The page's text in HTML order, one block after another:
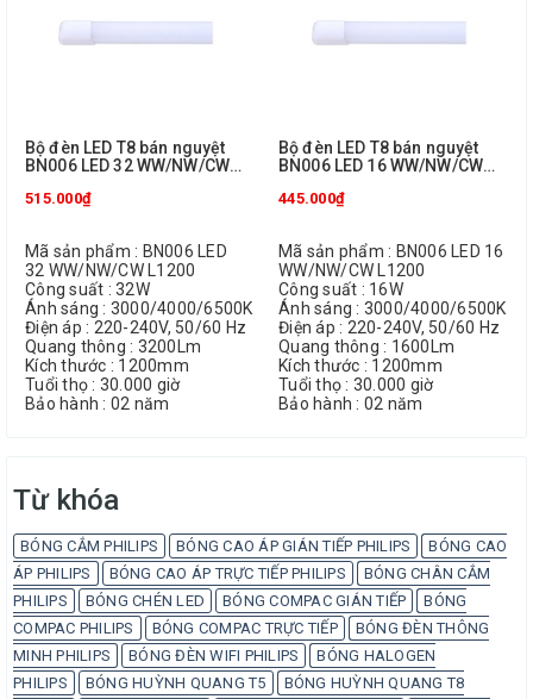
Bộ đèn LED T8 bán nguyệt
BN006 LED 32 WW/NW/CW
515.000₫
Mã sản phẩm : BN006 LED
32 WW/NW/CW L1200
Công suất : 32W
Ánh sáng : 3000/4000/6500K
Điện áp : 220-240V, 50/60 Hz
Quang thông : 3200Lm
Kích thước : 1200mm
Tuổi thọ : 30.000 giờ
Bảo hành : 02 năm
Bộ đèn LED T8 bán nguyệt
BN006 LED 16 WW/NW/CW
445.000₫
Mã sản phẩm : BN006 LED 16
WW/NW/CW L1200
Công suất : 16W
Ánh sáng : 3000/4000/6500K
Điện áp : 220-240V, 50/60 Hz
Quang thông : 1600Lm
Kích thước : 1200mm
Tuổi thọ : 30.000 giờ
Bảo hành : 02 năm
Từ khóa
BÓNG CẮM PHILIPS BÓNG CAO ÁP GIÁN TIẾP PHILIPS
BÓNG CAO
ÁP PHILIPS
BÓNG CAO ÁP TRỰC TIẾP PHILIPS
BÓNG CHÂN CẮM
PHILIPS
BÓNG CHÉN LED BÓNG COMPAC GIÁN TIẾP
BÓNG
COMPAC PHILIPS
BÓNG COMPAC TRỰC TIẾP
BÓNG ĐÈN THÔNG
MINH PHILIPS
BÓNG ĐÈN WIFI PHILIPS
BÓNG HALOGEN
PHILIPS
BÓNG HUỲNH QUANG T5
BÓNG HUỲNH QUANG T8